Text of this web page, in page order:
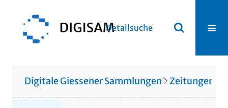
Detailsuche
Digitale Giessener Sammlungen Zeitungen